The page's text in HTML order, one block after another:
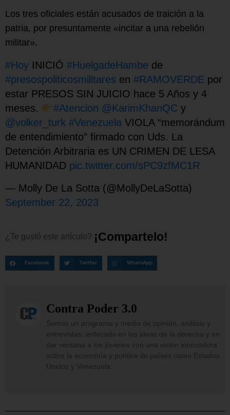
Los tres oficiales están acusados de traición a la
patria, por presuntamente «incitar a una rebelión
militar».
#Hoy INICIÓ #HuelgadeHambe de
#presospoliticosmilitares en #RAMOVERDE por
estar PRESOS SIN JUICIO hace 5 Años y 4
meses.
#Atencion @KarimKhanQC y
@volker_turk #Venezuela VIOLA “memorándum
de entendimiento” firmado con Uds. La
Detención Arbitraria es UN CRIMEN DE LESA
HUMANIDAD pic.twitter.com/sPC9zfMC1R
— Molly De La Sotta (@MollyDeLaSotta)
September 22, 2023
¿Te gustó este artículo? ¡Compartelo!
Facebook Twitter WhatsApp
Contra Poder 3.0
Somos un programa y medio de opinión, análisis y
entrevistas, enfocado en las ideas de la derecha y en
dar ventana a los jóvenes con una visión innovadora
sobre la economía y política de países como Estados
Unidos y Venezuela.